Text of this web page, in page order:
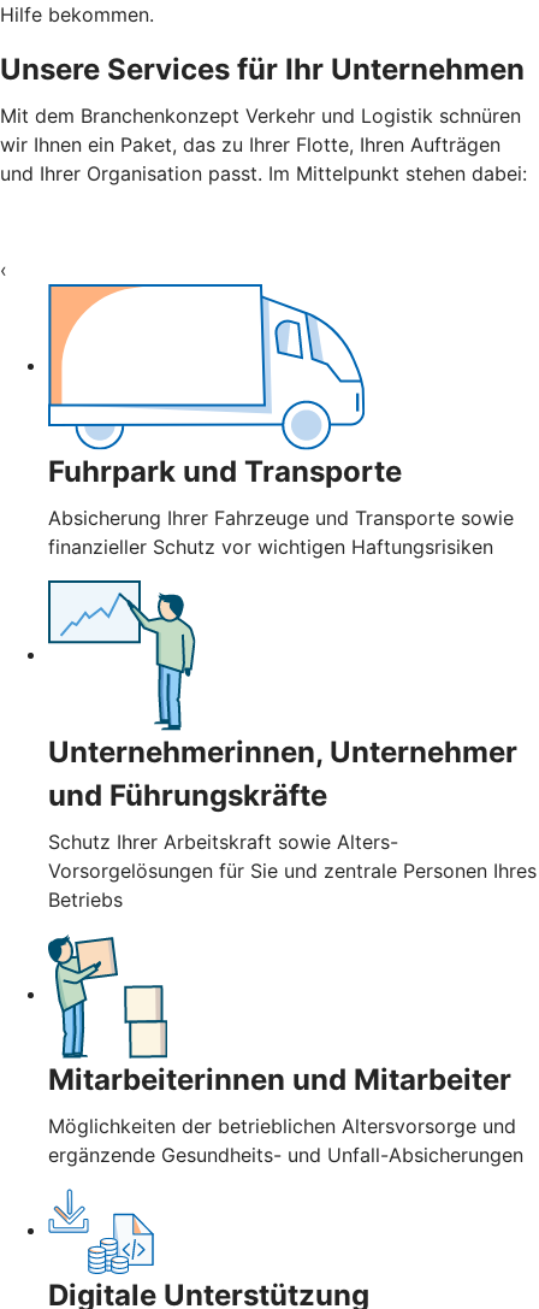
Hilfe bekommen.
Unsere Services für Ihr Unternehmen
Mit dem Branchenkonzept Verkehr und Logistik schnüren
wir Ihnen ein Paket, das zu Ihrer Flotte, Ihren Aufträgen
und Ihrer Organisation passt. Im Mittelpunkt stehen dabei:
‹
Fuhrpark und Transporte
Absicherung Ihrer Fahrzeuge und Transporte sowie
finanzieller Schutz vor wichtigen Haftungsrisiken
Unternehmerinnen, Unternehmer
und Führungskräfte
Schutz Ihrer Arbeitskraft sowie Alters-
Vorsorgelösungen für Sie und zentrale Personen Ihres
Betriebs
Mitarbeiterinnen und Mitarbeiter
Möglichkeiten der betrieblichen Altersvorsorge und
ergänzende Gesundheits- und Unfall-Absicherungen
Digitale Unterstützung